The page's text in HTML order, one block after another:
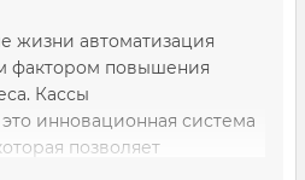
жизни автоматизация
фактором повышения
Кассы
инновационная система
позволяет
производить оплату